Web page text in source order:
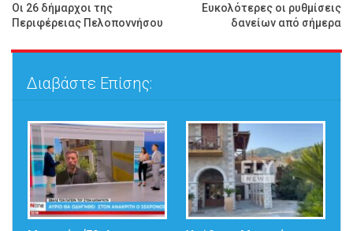
Οι 26 δήμαρχοι της
Περιφέρειας Πελοποννήσου
Ευκολότερες οι ρυθμίσεις
δανείων από σήμερα
Διαβάστε Επίσης: